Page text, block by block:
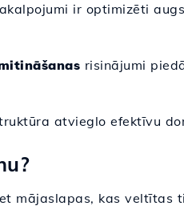
ir optimizēti
risinājumi
atvieglo efektīvu
mājaslapas, kas veltītas